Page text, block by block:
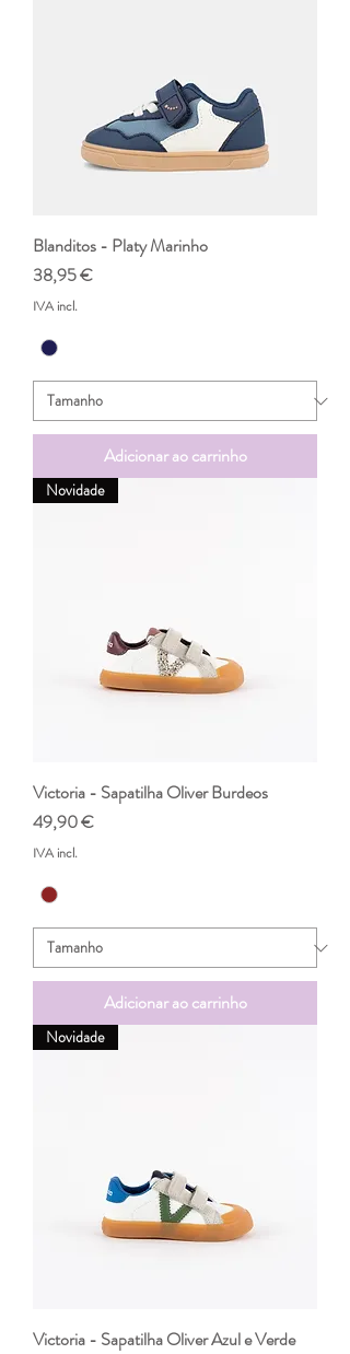
Blanditos - Platy Marinho
Preço
38,95 €
IVA incl.
Adicionar ao carrinho
Novidade
Victoria - Sapatilha Oliver Burdeos
Preço
49,90 €
IVA incl.
Adicionar ao carrinho
Novidade
Victoria - Sapatilha Oliver Azul e Verde